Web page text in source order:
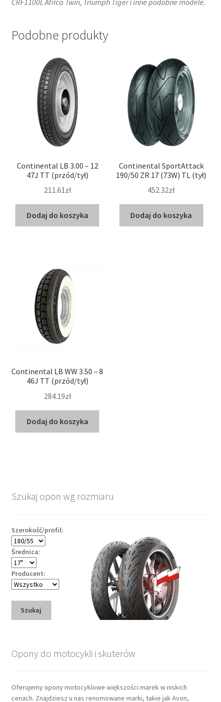
CRF1100L Africa Twin, Triumph Tiger i inne podobne modele.​
Podobne produkty
Continental LB 3.00 – 12
47J TT (przód/tył)
211.61zł
Dodaj do koszyka
Continental SportAttack
190/50 ZR 17 (73W) TL (tył)
452.32zł
Dodaj do koszyka
Continental LB WW 3.50 – 8
46J TT (przód/tył)
284.19zł
Dodaj do koszyka
Szukaj opon wg rozmiaru
Szerokość/profil:
Średnica:
Producent:
Szukaj
Opony do motocykli i skuterów
Oferujemy opony motocyklowe większości marek w niskich
cenach. Znajdziesz u nas renomowane marki, takie jak Avon,